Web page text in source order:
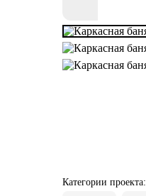
Категории проекта: